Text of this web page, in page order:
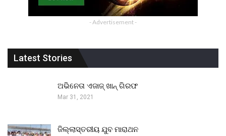
- Advertisement -
Latest Stories
ଅଭିନେତା ଏଜାଜ୍ ଖାନ୍ ଗିରଫ
Mar 31, 2021
ଜିଲ୍ଲାସ୍ତରୀୟ ଯୁବ ମାରାଥନ